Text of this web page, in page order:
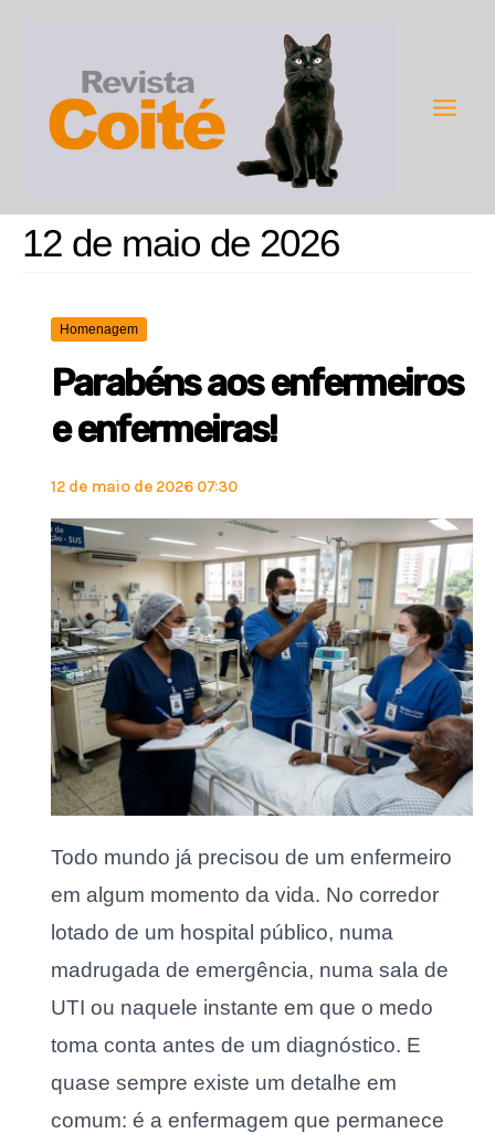
conteúdo
12 de maio de 2026
Homenagem
Parabéns aos enfermeiros
e enfermeiras!
12 de maio de 2026 07:30
Todo mundo já precisou de um enfermeiro
em algum momento da vida. No corredor
lotado de um hospital público, numa
madrugada de emergência, numa sala de
UTI ou naquele instante em que o medo
toma conta antes de um diagnóstico. E
quase sempre existe um detalhe em
comum: é a enfermagem que permanece